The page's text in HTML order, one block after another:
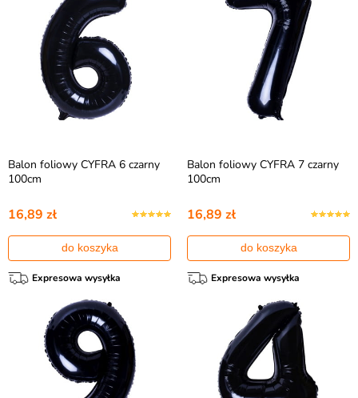
Balon foliowy CYFRA 6 czarny
100cm
16,89 zł
do koszyka
Expresowa wysyłka
Balon foliowy CYFRA 7 czarny
100cm
16,89 zł
do koszyka
Expresowa wysyłka